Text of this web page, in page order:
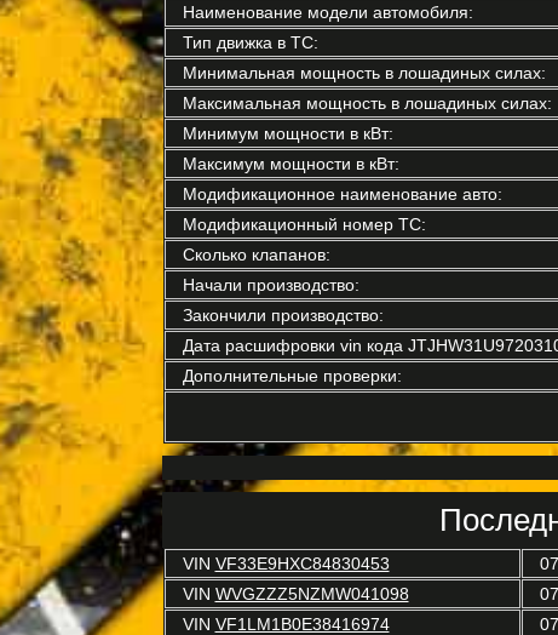
Наименование модели автомобиля:
Тип движка в ТС:
Минимальная мощность в лошадиных силах:
Максимальная мощность в лошадиных силах:
Минимум мощности в кВт:
Максимум мощности в кВт:
Модификационное наименование авто:
Модификационный номер ТС:
Сколько клапанов:
Начали производство:
Закончили производство:
Дата расшифровки vin кода
Дополнительные проверки:
VIN VF33E9HXC84830453
VIN WVGZZZ5NZMW041098
VIN VF1LM1B0E38416974